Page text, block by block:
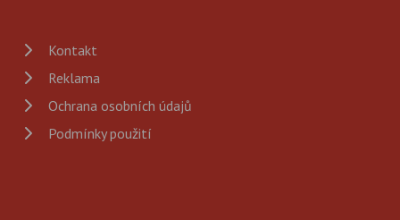
Kontakt
Reklama
Ochrana osobních údajů
Podmínky použití